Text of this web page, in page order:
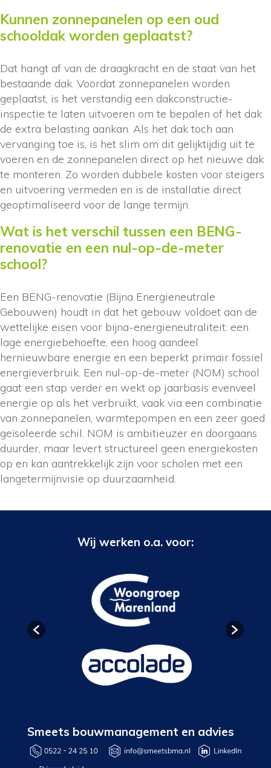
Kunnen zonnepanelen op een oud
schooldak worden geplaatst?
Dat hangt af van de draagkracht en de staat van het
bestaande dak. Voordat zonnepanelen worden
geplaatst, is het verstandig een dakconstructie-
inspectie te laten uitvoeren om te bepalen of het dak
de extra belasting aankan. Als het dak toch aan
vervanging toe is, is het slim om dit gelijktijdig uit te
voeren en de zonnepanelen direct op het nieuwe dak
te monteren. Zo worden dubbele kosten voor steigers
en uitvoering vermeden en is de installatie direct
geoptimaliseerd voor de lange termijn.
Wat is het verschil tussen een BENG-
renovatie en een nul-op-de-meter
school?
Een BENG-renovatie (Bijna Energieneutrale
Gebouwen) houdt in dat het gebouw voldoet aan de
wettelijke eisen voor bijna-energieneutraliteit: een
lage energiebehoefte, een hoog aandeel
hernieuwbare energie en een beperkt primair fossiel
energieverbruik. Een nul-op-de-meter (NOM) school
gaat een stap verder en wekt op jaarbasis evenveel
energie op als het verbruikt, vaak via een combinatie
van zonnepanelen, warmtepompen en een zeer goed
geïsoleerde schil. NOM is ambitieuzer en doorgaans
duurder, maar levert structureel geen energiekosten
op en kan aantrekkelijk zijn voor scholen met een
langetermijnvisie op duurzaamheid.
Wij werken o.a. voor:
Smeets bouwmanagement en advies